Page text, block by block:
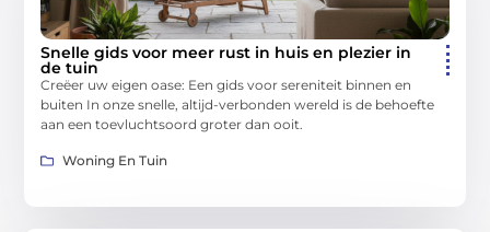
Snelle gids voor meer rust in huis en plezier in
de tuin
Creëer uw eigen oase: Een gids voor sereniteit binnen en
buiten In onze snelle, altijd-verbonden wereld is de behoefte
aan een toevluchtsoord groter dan ooit.
Woning En Tuin